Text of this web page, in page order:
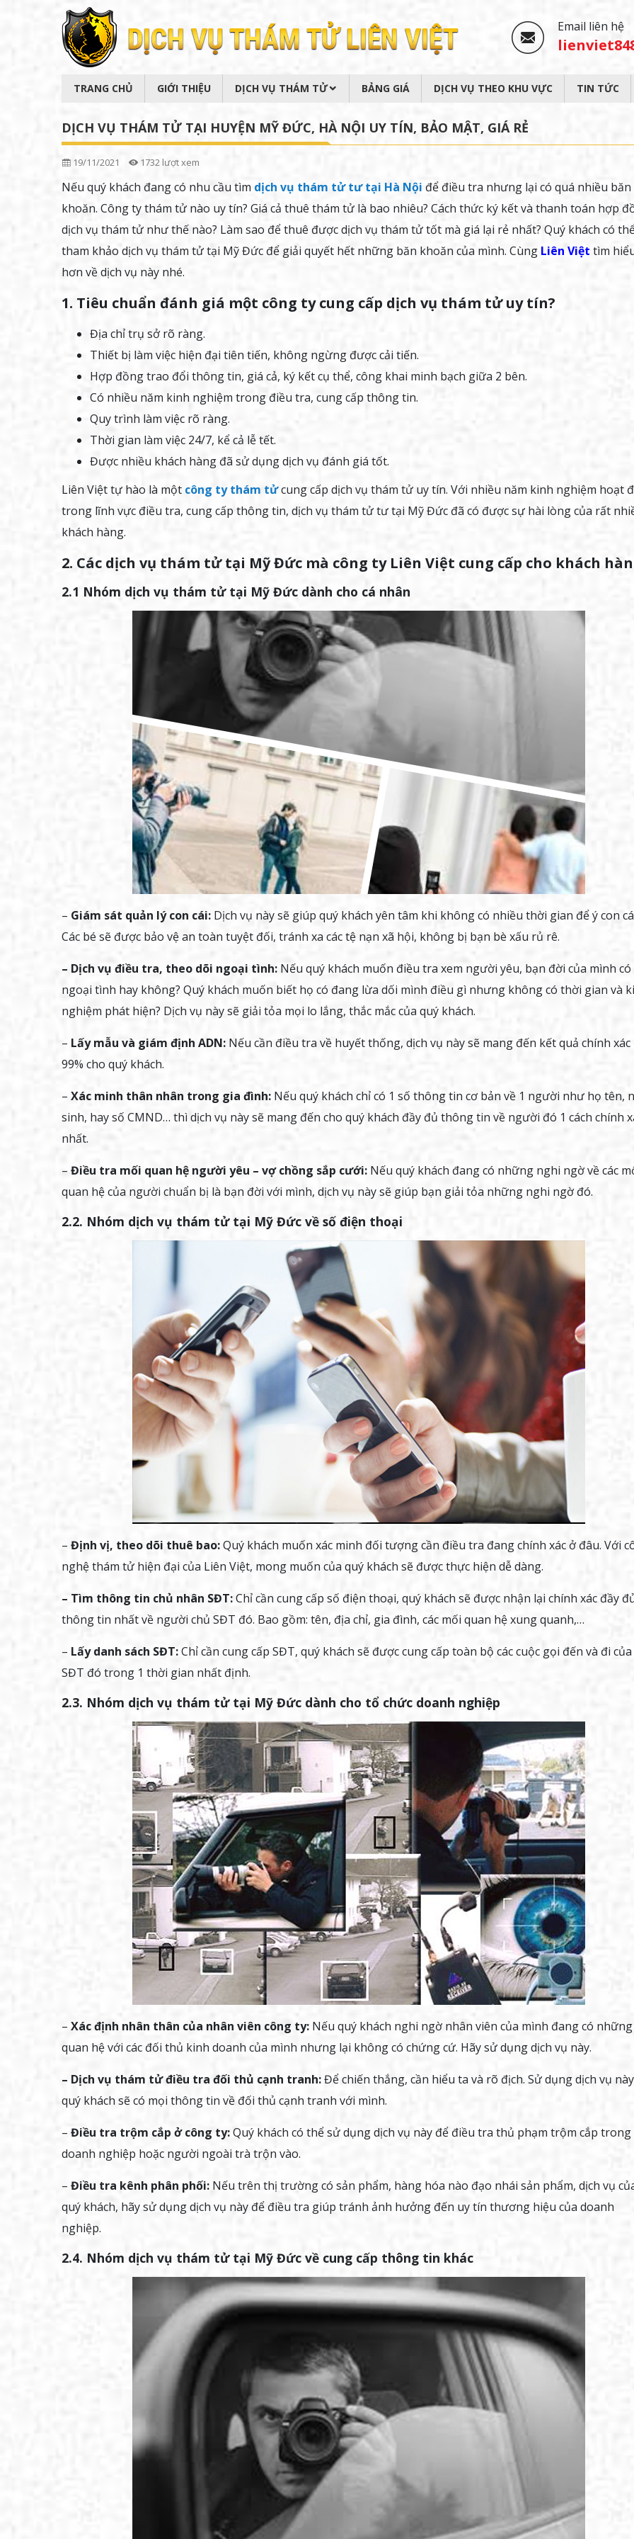
Email liên hệ
TRANG CHỦ GIỚI THIỆU DỊCH VỤ THÁM TỬ BẢNG GIÁ DỊCH VỤ THEO KHU VỰC TIN TỨC
DỊCH VỤ THÁM TỬ TẠI HUYỆN MỸ ĐỨC, HÀ NỘI UY TÍN, BẢO MẬT, GIÁ RẺ
19/11/2021 1732 lượt xem
Nếu quý khách đang có nhu cầu tìm dịch vụ thám tử tư tại Hà Nội để điều tra nhưng lại có quá nhiều băn
khoăn. Công ty thám tử nào uy tín? Giá cả thuê thám tử là bao nhiêu? Cách thức ký kết và thanh toán hợp
dịch vụ thám tử như thế nào? Làm sao để thuê được dịch vụ thám tử tốt mà giá lại rẻ nhất? Quý khách có
tham khảo dịch vụ thám tử tại Mỹ Đức để giải quyết hết những băn khoăn của mình. Cùng Liên Việt tìm
hơn về dịch vụ này nhé.
1. Tiêu chuẩn đánh giá một công ty cung cấp dịch vụ thám tử uy tín?
Địa chỉ trụ sở rõ ràng.
Thiết bị làm việc hiện đại tiên tiến, không ngừng được cải tiến.
Hợp đồng trao đổi thông tin, giá cả, ký kết cụ thể, công khai minh bạch giữa 2 bên.
Có nhiều năm kinh nghiệm trong điều tra, cung cấp thông tin.
Quy trình làm việc rõ ràng.
Thời gian làm việc 24/7, kể cả lễ tết.
Được nhiều khách hàng đã sử dụng dịch vụ đánh giá tốt.
Liên Việt tự hào là một công ty thám tửcung cấp dịch vụ thám tử uy tín. Với nhiều năm kinh nghiệm hoạt
trong lĩnh vực điều tra, cung cấp thông tin, dịch vụ thám tử tư tại Mỹ Đức đã có được sự hài lòng của rất
khách hàng.
2. Các dịch vụ thám tử tại Mỹ Đức mà công ty Liên Việt cung cấp cho khách
2.1 Nhóm dịch vụ thám tử tại Mỹ Đức dành cho cá nhân
– Giám sát quản lý con cái: Dịch vụ này sẽ giúp quý khách yên tâm khi không có nhiều thời gian để ý con
Các bé sẽ được bảo vệ an toàn tuyệt đối, tránh xa các tệ nạn xã hội, không bị bạn bè xấu rủ rê.
– Dịch vụ điều tra, theo dõi ngoại tình: Nếu quý khách muốn điều tra xem người yêu, bạn đời của mình có
ngoại tình hay không? Quý khách muốn biết họ có đang lừa dối mình điều gì nhưng không có thời gian và
nghiệm phát hiện? Dịch vụ này sẽ giải tỏa mọi lo lắng, thắc mắc của quý khách.
– Lấy mẫu và giám định ADN: Nếu cần điều tra về huyết thống, dịch vụ này sẽ mang đến kết quả chính xác
99% cho quý khách.
– Xác minh thân nhân trong gia đình: Nếu quý khách chỉ có 1 số thông tin cơ bản về 1 người như họ tên,
sinh, hay số CMND… thì dịch vụ này sẽ mang đến cho quý khách đầy đủ thông tin về người đó 1 cách chính
nhất.
– Điều tra mối quan hệ người yêu – vợ chồng sắp cưới: Nếu quý khách đang có những nghi ngờ về các
quan hệ của người chuẩn bị là bạn đời với mình, dịch vụ này sẽ giúp bạn giải tỏa những nghi ngờ đó.
2.2. Nhóm dịch vụ thám tử tại Mỹ Đức về số điện thoại
– Định vị, theo dõi thuê bao:Quý khách muốn xác minh đối tượng cần điều tra đang chính xác ở đâu. Với
nghệ thám tử hiện đại của Liên Việt, mong muốn của quý khách sẽ được thực hiện dễ dàng.
– Tìm thông tin chủ nhân SĐT:Chỉ cần cung cấp số điện thoại, quý khách sẽ được nhận lại chính xác đầy
thông tin nhất về người chủ SĐT đó. Bao gồm: tên, địa chỉ, gia đình, các mối quan hệ xung quanh,…
– Lấy danh sách SĐT:Chỉ cần cung cấp SĐT, quý khách sẽ được cung cấp toàn bộ các cuộc gọi đến và đi của
SĐT đó trong 1 thời gian nhất định.
2.3. Nhóm dịch vụ thám tử tại Mỹ Đức dành cho tổ chức doanh nghiệp
– Xác định nhân thân của nhân viên công ty: Nếu quý khách nghi ngờ nhân viên của mình đang có
quan hệ với các đối thủ kinh doanh của mình nhưng lại không có chứng cứ. Hãy sử dụng dịch vụ này.
– Dịch vụ thám tử điều tra đối thủ cạnh tranh:Để chiến thắng, cần hiểu ta và rõ địch. Sử dụng dịch vụ
quý khách sẽ có mọi thông tin về đối thủ cạnh tranh với mình.
– Điều tra trộm cắp ở công ty:Quý khách có thể sử dụng dịch vụ này để điều tra thủ phạm trộm cắp trong
doanh nghiệp hoặc người ngoài trà trộn vào.
– Điều tra kênh phân phối: Nếu trên thị trường có sản phẩm, hàng hóa nào đạo nhái sản phẩm, dịch vụ
quý khách, hãy sử dụng dịch vụ này để điều tra giúp tránh ảnh hưởng đến uy tín thương hiệu của doanh
nghiệp.
2.4. Nhóm dịch vụ thám tử tại Mỹ Đức về cung cấp thông tin khác